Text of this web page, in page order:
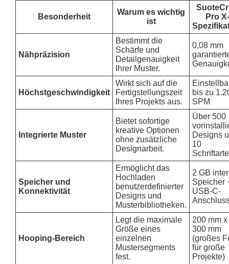
Besonderheit
Warum es wichtig
ist
Suote
Pro X-
Nähpräzision
Bestimmt die
Schärfe und
Detailgenauigkeit
Ihrer Muster.
0,08 mm
Höchstgeschwindigkeit
Wirkt sich auf die
Fertigstellungszeit
Ihres Projekts aus.
bis zu
SPM
Integrierte Muster
Bietet sofortige
kreative Optionen
ohne zusätzliche
Designarbeit.
Über 500
Designs
10
Speicher und
Konnektivität
Ermöglicht das
Hochladen
benutzerdefinierter
Designs und
Musterbibliotheken.
2 GB
Speicher
USB-C-
Hooping-Bereich
Legt die maximale
Größe eines
einzelnen
Mustersegments
fest.
200 mm x
300 mm
(großes
für große
Projekte)